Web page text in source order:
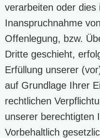
verarbeiten oder dies
Inanspruchnahme
Offenlegung, bzw.
Dritte geschieht,
Erfüllung unserer
auf Grundlage Ihrer
rechtlichen
unserer berechtigten
Vorbehaltlich